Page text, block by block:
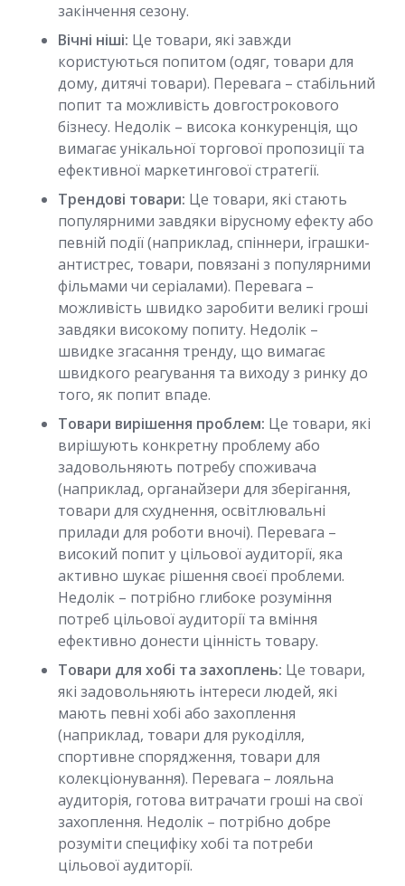
закінчення сезону.
Вічні ніші: Це товари, які завжди
користуються попитом (одяг, товари для
дому, дитячі товари). Перевага – стабільний
попит та можливість довгострокового
бізнесу. Недолік – висока конкуренція, що
вимагає унікальної торгової пропозиції та
ефективної маркетингової стратегії.
Трендові товари: Це товари, які стають
популярними завдяки вірусному ефекту або
певній події (наприклад, спіннери, іграшки-
антистрес, товари, повязані з популярними
фільмами чи серіалами). Перевага –
можливість швидко заробити великі гроші
завдяки високому попиту. Недолік –
швидке згасання тренду, що вимагає
швидкого реагування та виходу з ринку до
того, як попит впаде.
Товари вирішення проблем: Це товари, які
вирішують конкретну проблему або
задовольняють потребу споживача
(наприклад, органайзери для зберігання,
товари для схуднення, освітлювальні
прилади для роботи вночі). Перевага –
високий попит у цільової аудиторії, яка
активно шукає рішення своєї проблеми.
Недолік – потрібно глибоке розуміння
потреб цільової аудиторії та вміння
ефективно донести цінність товару.
Товари для хобі та захоплень: Це товари,
які задовольняють інтереси людей, які
мають певні хобі або захоплення
(наприклад, товари для рукоділля,
спортивне спорядження, товари для
колекціонування). Перевага – лояльна
аудиторія, готова витрачати гроші на свої
захоплення. Недолік – потрібно добре
розуміти специфіку хобі та потреби
цільової аудиторії.